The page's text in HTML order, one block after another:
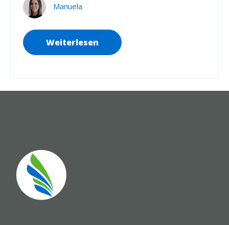
Manuela
Weiterlesen